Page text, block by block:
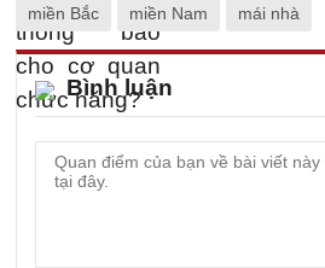
miền Bắc miền Nam mái nhà
Bình luận